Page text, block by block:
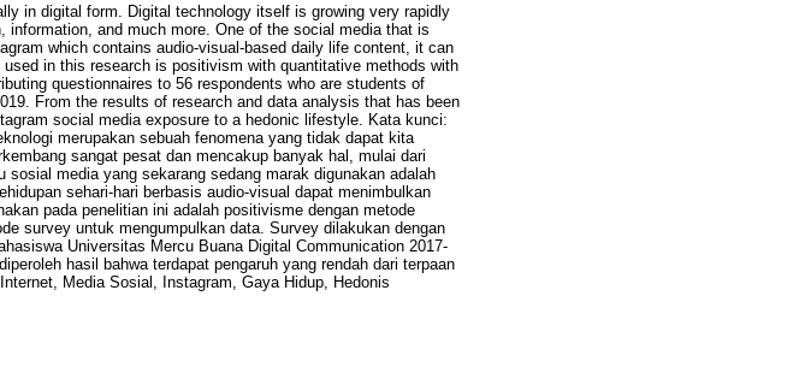
in digital form. Digital technology itself is growing very rapidly
and much more. One of the social media that is
which contains audio-visual-based daily life content, it can
in this research is positivism with quantitative methods with
questionnaires to 56 respondents who are students of
From the results of research and data analysis that has been
social media exposure to a hedonic lifestyle. Kata kunci:
merupakan sebuah fenomena yang tidak dapat kita
sangat pesat dan mencakup banyak hal, mulai dari
media yang sekarang sedang marak digunakan adalah
sehari-hari berbasis audio-visual dapat menimbulkan
pada penelitian ini adalah positivisme dengan metode
survey untuk mengumpulkan data. Survey dilakukan dengan
Universitas Mercu Buana Digital Communication 2017-
hasil bahwa terdapat pengaruh yang rendah dari terpaan
Media Sosial, Instagram, Gaya Hidup, Hedonis